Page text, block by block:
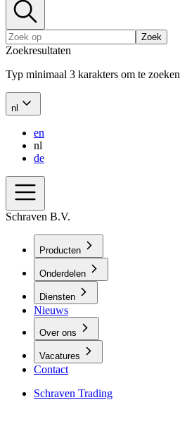
Zoek
Zoekresultaten
Typ minimaal 3 karakters om te zoeken
nl
en
nl
de
Schraven B.V.
Producten
Onderdelen
Diensten
Nieuws
Over ons
Vacatures
Contact
Schraven Trading